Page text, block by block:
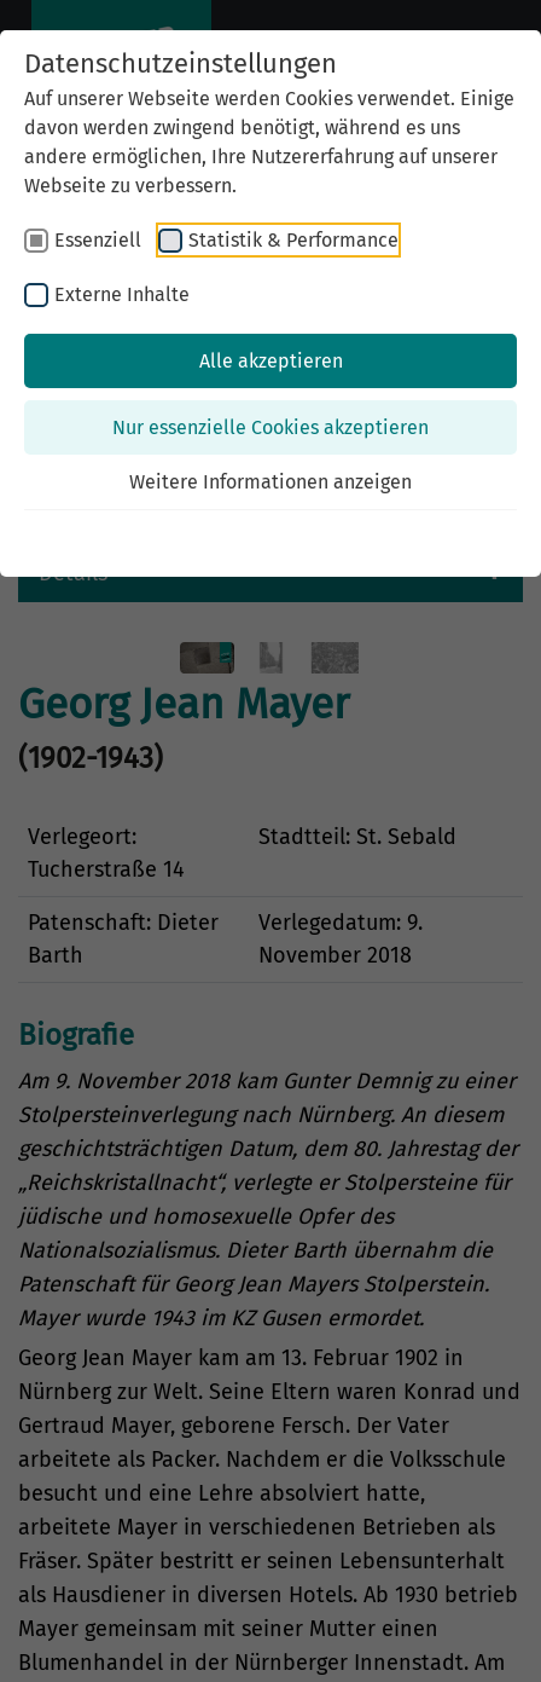
Datenschutzeinstellungen
Auf unserer Webseite werden Cookies verwendet. Einige
davon werden zwingend benötigt, während es uns
andere ermöglichen, Ihre Nutzererfahrung auf unserer
Webseite zu verbessern.
Essenziell Statistik & Performance
Externe Inhalte
Alle akzeptieren
Nur essenzielle Cookies akzeptieren
Weitere Informationen anzeigen
Details
Previous
Georg Jean Mayer
(1902-1943)
Verlegeort:
Tucherstraße 14
Stadtteil: St. Sebald
Patenschaft: Dieter
Barth
Verlegedatum: 9.
November 2018
Biografie
Am 9. November 2018 kam Gunter Demnig zu einer
Stolpersteinverlegung nach Nürnberg. An diesem
geschichtsträchtigen Datum, dem 80. Jahrestag der
„Reichskristallnacht“, verlegte er Stolpersteine für
jüdische und homosexuelle Opfer des
Nationalsozialismus. Dieter Barth übernahm die
Patenschaft für Georg Jean Mayers Stolperstein.
Mayer wurde 1943 im KZ Gusen ermordet.
Georg Jean Mayer kam am 13. Februar 1902 in
Nürnberg zur Welt. Seine Eltern waren Konrad und
Gertraud Mayer, geborene Fersch. Der Vater
arbeitete als Packer. Nachdem er die Volksschule
besucht und eine Lehre absolviert hatte,
arbeitete Mayer in verschiedenen Betrieben als
Fräser. Später bestritt er seinen Lebensunterhalt
als Hausdiener in diversen Hotels. Ab 1930 betrieb
Mayer gemeinsam mit seiner Mutter einen
Blumenhandel in der Nürnberger Innenstadt. Am